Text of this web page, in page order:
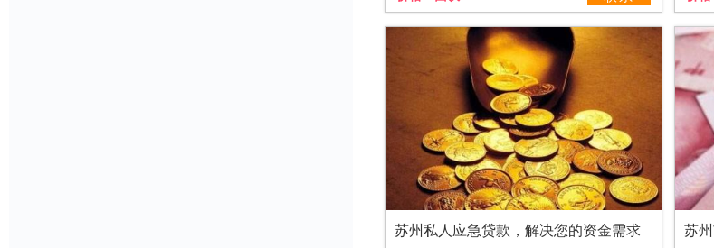
苏州私人应急贷款，解决您的资金需求 苏